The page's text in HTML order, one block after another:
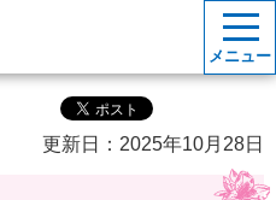
メニュー
更新日：2025年10月28日